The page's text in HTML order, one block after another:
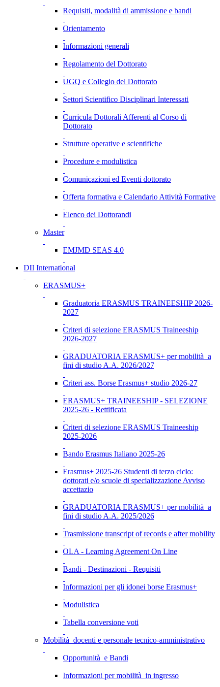
Requisiti, modalità di ammissione e bandi
Orientamento
Informazioni generali
Regolamento del Dottorato
UGQ e Collegio del Dottorato
Settori Scientifico Disciplinari Interessati
Curricula Dottorali Afferenti al Corso di
Dottorato
Strutture operative e scientifiche
Procedure e modulistica
Comunicazioni ed Eventi dottorato
Offerta formativa e Calendario Attività Formative
Elenco dei Dottorandi
Master
EMJMD SEAS 4.0
DII International
ERASMUS+
Graduatoria ERASMUS TRAINEESHIP 2026-
2027
Criteri di selezione ERASMUS Traineeship
2026-2027
GRADUATORIA ERASMUS+ per mobilità a
fini di studio A.A. 2026/2027
Criteri ass. Borse Erasmus+ studio 2026-27
ERASMUS+ TRAINEESHIP - SELEZIONE
2025-26 - Rettificata
Criteri di selezione ERASMUS Traineeship
2025-2026
Bando Erasmus Italiano 2025-26
Erasmus+ 2025-26 Studenti di terzo ciclo:
dottorati e/o scuole di specializzazione Avviso
accettazio
GRADUATORIA ERASMUS+ per mobilità a
fini di studio A.A. 2025/2026
Trasmissione transcript of records e after mobility
OLA - Learning Agreement On Line
Bandi - Destinazioni - Requisiti
Informazioni per gli idonei borse Erasmus+
Modulistica
Tabella conversione voti
Mobilità docenti e personale tecnico-amministrativo
Opportunità e Bandi
Informazioni per mobilità in ingresso